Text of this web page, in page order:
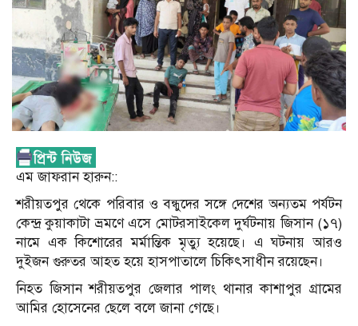
এম জাফরান হারুন::
শরীয়তপুর থেকে পরিবার ও বন্ধুদের সঙ্গে দেশের অন্যতম পর্যটন
কেন্দ্র কুয়াকাটা ভ্রমণে এসে মোটরসাইকেল দুর্ঘটনায় জিসান (১৭)
নামে এক কিশোরের মর্মান্তিক মৃত্যু হয়েছে। এ ঘটনায় আরও
দুইজন গুরুতর আহত হয়ে হাসপাতালে চিকিৎসাধীন রয়েছেন।
নিহত জিসান শরীয়তপুর জেলার পালং থানার কাশাপুর গ্রামের
আমির হোসেনের ছেলে বলে জানা গেছে।